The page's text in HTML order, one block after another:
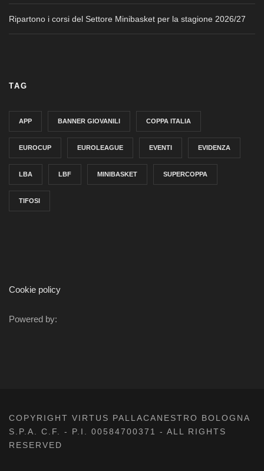
Ripartono i corsi del Settore Minibasket per la stagione 2026/27
TAG
APP BANNER GIOVANILI COPPA ITALIA
EUROCUP EUROLEAGUE EVENTI EVIDENZA
LBA LBF MINIBASKET SUPERCOPPA
TIFOSI
Cookie policy
Powered by:
COPYRIGHT VIRTUS PALLACANESTRO BOLOGNA
S.P.A. C.F. - P.I. 00584700371 - ALL RIGHTS
RESERVED